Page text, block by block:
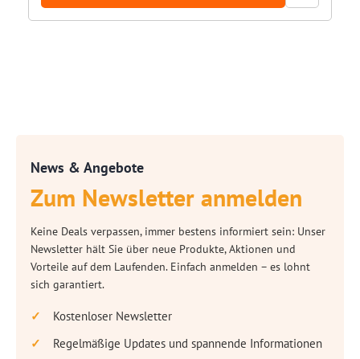
News & Angebote
Zum Newsletter anmelden
Keine Deals verpassen, immer bestens informiert sein: Unser
Newsletter hält Sie über neue Produkte, Aktionen und
Vorteile auf dem Laufenden. Einfach anmelden – es lohnt
sich garantiert.
Kostenloser Newsletter
Regelmäßige Updates und spannende Informationen